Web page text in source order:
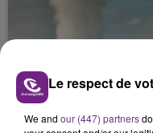
7 août 2026
Le respect de
We and our (447) partners